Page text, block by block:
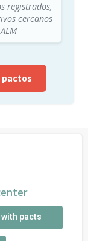
registrados,
cercanos
pacts